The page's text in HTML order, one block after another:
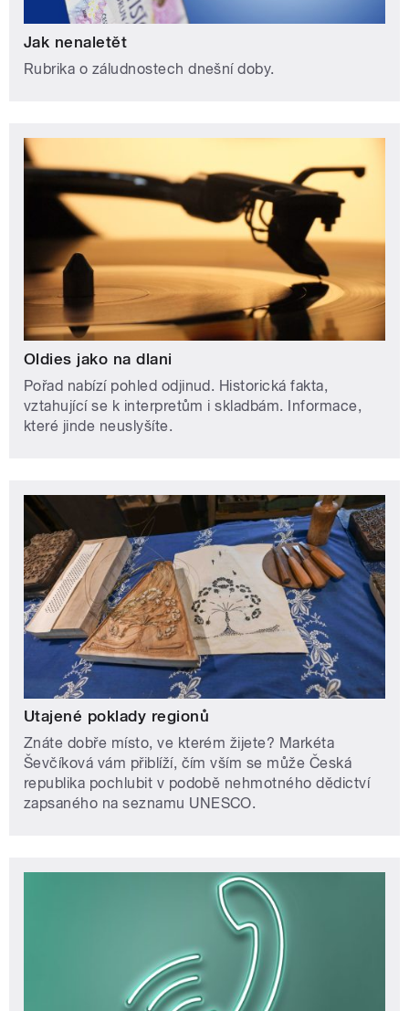
Jak nenaletět
Rubrika o záludnostech dnešní doby.
Oldies jako na dlani
Pořad nabízí pohled odjinud. Historická fakta,
vztahující se k interpretům i skladbám. Informace,
které jinde neuslyšíte.
Utajené poklady regionů
Znáte dobře místo, ve kterém žijete? Markéta
Ševčíková vám přiblíží, čím vším se může Česká
republika pochlubit v podobě nehmotného dědictví
zapsaného na seznamu UNESCO.